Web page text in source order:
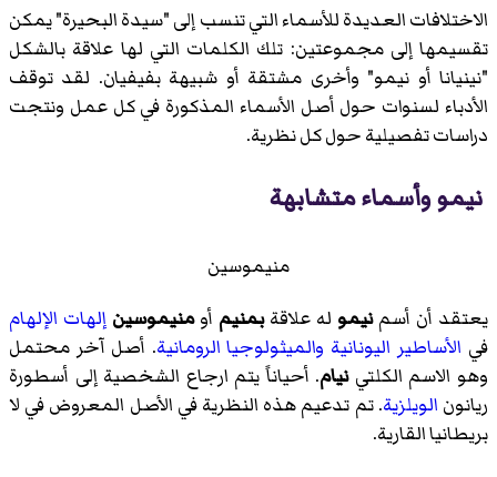
الاختلافات العديدة للأسماء التي تنسب إلى "سيدة البحيرة" يمكن
تقسيمها إلى مجموعتين: تلك الكلمات التي لها علاقة بالشكل
"نينيانا أو نيمو" وأخرى مشتقة أو شبيهة بفيفيان. لقد توقف
الأدباء لسنوات حول أصل الأسماء المذكورة في كل عمل ونتجت
دراسات تفصيلية حول كل نظرية.
نيمو وأسماء متشابهة
منيموسين
يعتقد أن أسمنيمو له علاقةبمنيم أومنيموسين إلهات الإلهام
في الأساطير اليونانية والميثولوجيا الرومانية. أصل آخر محتمل
وهو الاسم الكلتينيام. أحياناً يتم ارجاع الشخصية إلى أسطورة
ريانون الويلزية. تم تدعيم هذه النظرية في الأصل المعروض في لا
بريطانيا القارية.